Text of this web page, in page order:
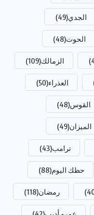
الجدي(49)
الحوت(48)
الزمالك(109)
العذراء(50)
القوس(48)
الميزان(49)
ترامب(43)
حظك اليوم(88)
رمضان(118)